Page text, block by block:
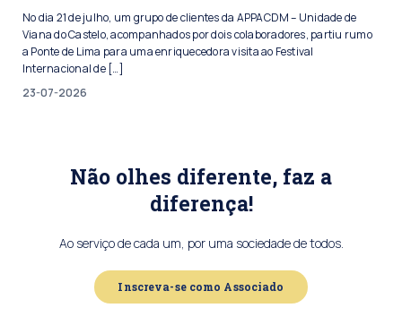
No dia 21 de julho, um grupo de clientes da APPACDM – Unidade de
Viana do Castelo, acompanhados por dois colaboradores, partiu rumo
a Ponte de Lima para uma enriquecedora visita ao Festival
Internacional de […]
23-07-2026
Não olhes diferente, faz a
diferença!
Ao serviço de cada um, por uma sociedade de todos.
Inscreva-se como Associado